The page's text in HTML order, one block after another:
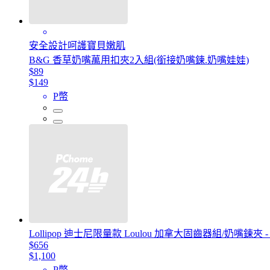
安全設計呵護寶貝嫩肌
B&G 香草奶嘴萬用扣夾2入組(銜接奶嘴鍊.奶嘴娃娃)
$89
$149
P幣
Lollipop 迪士尼限量款 Loulou 加拿大固齒器組/奶嘴鍊夾
$656
$1,100